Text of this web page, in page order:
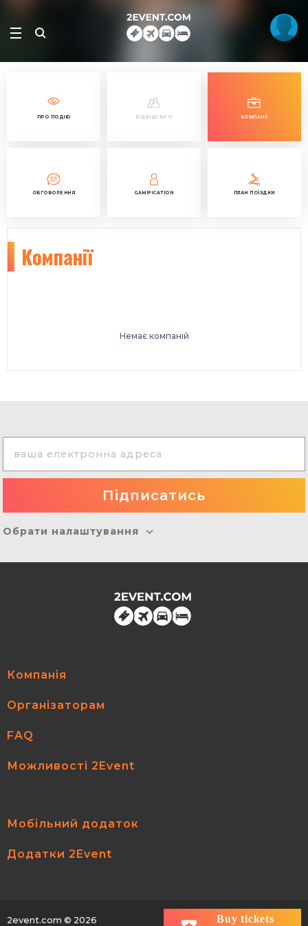
ПРО ПОДІЮ ВІДВІДУВАЧІ КОМПАНІЇ
ОБГОВОРЕННЯ GAMIFICATION ПЛАН ПОЇЗДКИ
Компанії
Немає компаній
Обрати налаштування
Компанія
Організаторам
FAQ
Можливості 2Event
Мобільний додаток
Додатки 2Event
2event.com © 2026 All rights reserved.
Buy tickets